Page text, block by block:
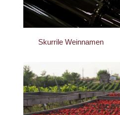
Skurrile Weinnamen